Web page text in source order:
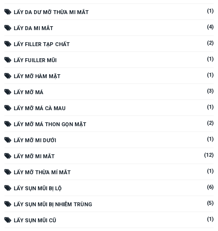
LẤY DA DƯ MỠ THỪA MI MẮT (1)
LẤY DA MI MẮT (4)
LẤY FILLER TẠP CHẤT (2)
LẤY FUILLER MŨI (1)
LẤY MỠ HÀM MẶT (1)
LẤY MỠ MÁ (3)
LẤY MỠ MÁ CÀ MAU (1)
LẤY MỠ MÁ THON GỌN MẶT (2)
LẤY MỠ MI DƯỚI (1)
LẤY MỠ MI MẮT (12)
LẤY MỠ THỪA MÍ MẮT (1)
LẤY SỤN MŨI BỊ LỘ (6)
LẤY SỤN MŨI BỊ NHIỄM TRÙNG (5)
LẤY SỤN MŨI CŨ (1)